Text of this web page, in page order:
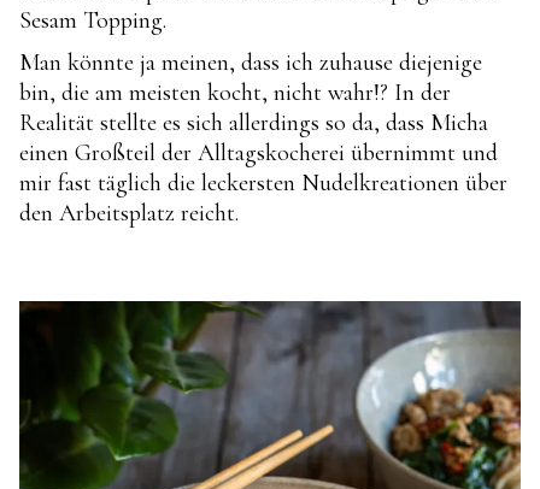
Sesam Topping.
Man könnte ja meinen, dass ich zuhause diejenige
bin, die am meisten kocht, nicht wahr!? In der
Realität stellte es sich allerdings so da, dass Micha
einen Großteil der Alltagskocherei übernimmt und
mir fast täglich die leckersten Nudelkreationen über
den Arbeitsplatz reicht.